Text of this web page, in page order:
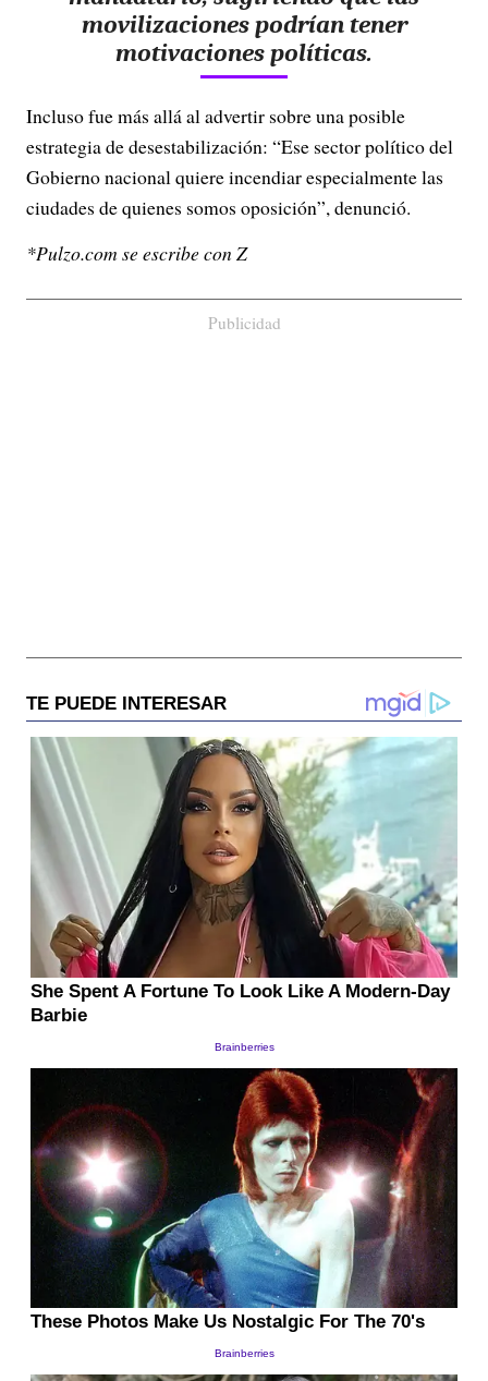
movilizaciones podrían tener
motivaciones políticas.
Incluso fue más allá al advertir sobre una posible
estrategia de desestabilización: “Ese sector político del
Gobierno nacional quiere incendiar especialmente las
ciudades de quienes somos oposición”, denunció.
*Pulzo.com se escribe con Z
Publicidad